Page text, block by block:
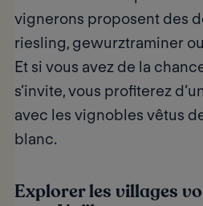
vignerons proposent des
riesling, gewurztraminer
Et si vous avez de la
s’invite, vous profiterez
avec les vignobles vêtus
blanc.
Explorer les villages